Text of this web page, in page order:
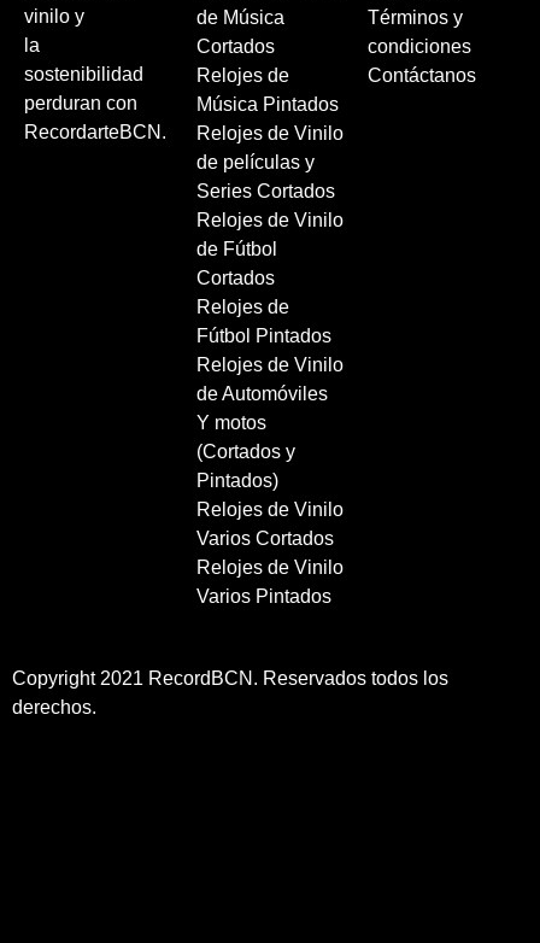
vinilo y
la
sostenibilidad
perduran con
RecordarteBCN.
de Música
Cortados
Relojes de
Música Pintados
Relojes de Vinilo
de películas y
Series Cortados
Relojes de Vinilo
de Fútbol
Cortados
Relojes de
Fútbol Pintados
Relojes de Vinilo
de Automóviles
Y motos
(Cortados y
Pintados)
Relojes de Vinilo
Varios Cortados
Relojes de Vinilo
Varios Pintados
Términos y
condiciones
Contáctanos
Copyright 2021 RecordBCN. Reservados todos los
derechos.